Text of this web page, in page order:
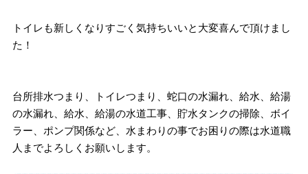
トイレも新しくなりすごく気持ちいいと大変喜んで頂けまし
た！
台所排水つまり、トイレつまり、蛇口の水漏れ、給水、給湯
の水漏れ、給水、給湯の水道工事、貯水タンクの掃除、ボイ
ラー、ポンプ関係など、水まわりの事でお困りの際は水道職
人までよろしくお願いします。